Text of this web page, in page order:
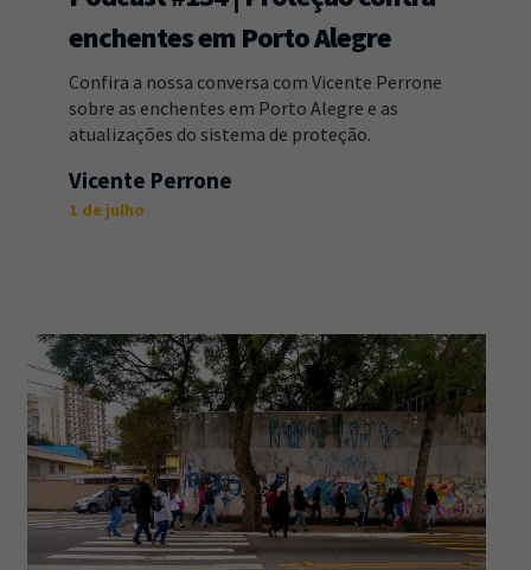
enchentes em Porto Alegre
Confira a nossa conversa com Vicente Perrone
sobre as enchentes em Porto Alegre e as
atualizações do sistema de proteção.
Vicente Perrone
1 de julho